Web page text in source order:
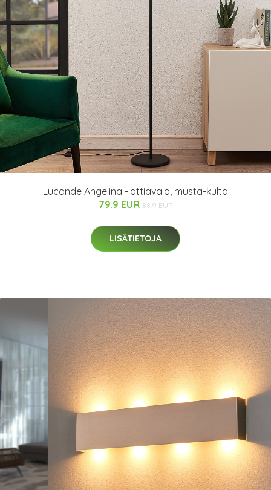
Lucande Angelina -lattiavalo, musta-kulta
79.9 EUR 88.9 EUR
LISÄTIETOJA